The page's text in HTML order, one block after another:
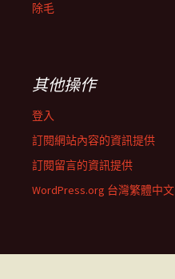
除毛
其他操作
登入
訂閱網站內容的資訊提供
訂閱留言的資訊提供
WordPress.org 台灣繁體中文